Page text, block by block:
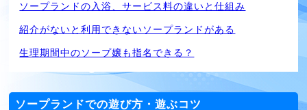
ソープランドの入浴、サービス料の違いと仕組み
紹介がないと利用できないソープランドがある
生理期間中のソープ嬢も指名できる？
ソープランドでの遊び方・遊ぶコツ